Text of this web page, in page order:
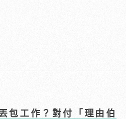
包工作？對付「理由伯